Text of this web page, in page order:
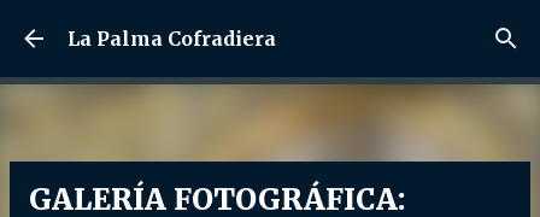
Ir al contenido principal
La Palma Cofradiera
GALERÍA FOTOGRÁFICA: